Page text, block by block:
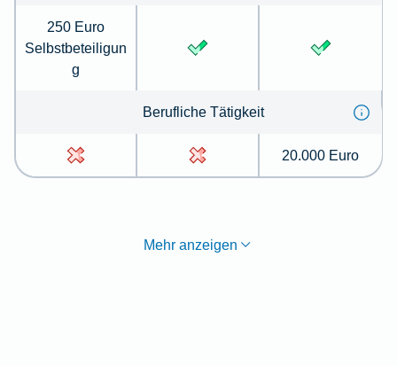
250 Euro
Selbstbeteiligun
g
Berufliche Tätigkeit
20.000 Euro
Mehr anzeigen